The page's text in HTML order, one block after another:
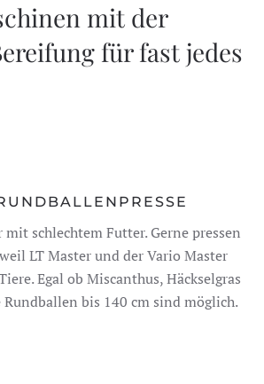
mit der
für fast jedes
mit schlechtem Futter. Gerne pressen
LT Master und der Vario Master
Egal ob Miscanthus, Häckselgras
Rundballen bis 140 cm sind möglich.